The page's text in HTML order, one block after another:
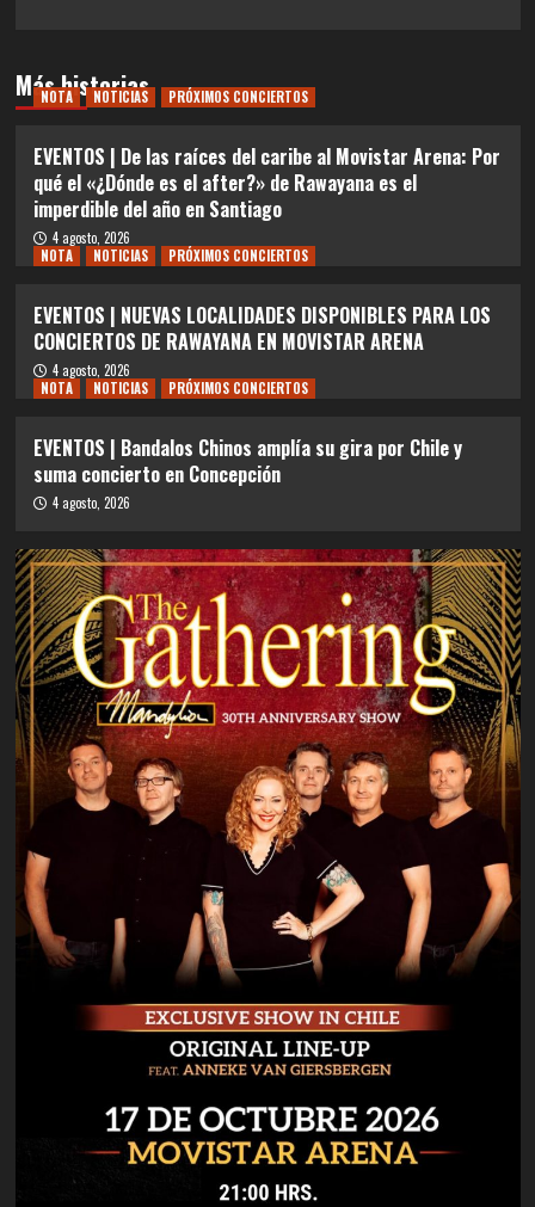
Más historias
NOTA NOTICIAS PRÓXIMOS CONCIERTOS
EVENTOS | De las raíces del caribe al Movistar Arena: Por
qué el «¿Dónde es el after?» de Rawayana es el
imperdible del año en Santiago
4 agosto, 2026
NOTA
NOTICIAS PRÓXIMOS CONCIERTOS
EVENTOS | NUEVAS LOCALIDADES DISPONIBLES PARA LOS
CONCIERTOS DE RAWAYANA EN MOVISTAR ARENA
4 agosto, 2026
NOTA
NOTICIAS PRÓXIMOS CONCIERTOS
EVENTOS | Bandalos Chinos amplía su gira por Chile y
suma concierto en Concepción
4 agosto, 2026